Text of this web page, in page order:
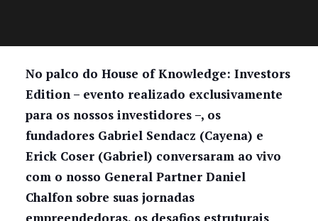
No palco do House of Knowledge: Investors
Edition – evento realizado exclusivamente
para os nossos investidores –, os
fundadores Gabriel Sendacz (Cayena) e
Erick Coser (Gabriel) conversaram ao vivo
com o nosso General Partner Daniel
Chalfon sobre suas jornadas